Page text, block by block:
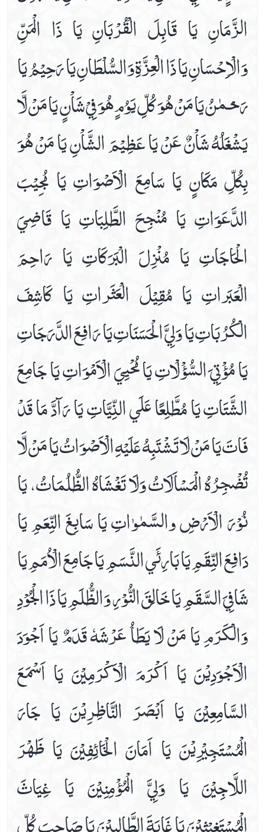
الزَّمَانِ يَا قَابِلَ الْقُرْبَانِ يَا ذَا الْمَنِّ
وَالْاِحْسَانِ يَا ذَا الْعِزَّةِ وَالسُّلْطَانِ يَا رَحِيْمُ يَا
رَحـْمٰنُ يَا مَنْ هُوَ كُلِّ يَوُمٍ هُوَ فِيْ شَاْنٍ يَا مَنْ لَّا
يَشْغَلُهُ شَاْنٌ عَنْ يَا عَظِيْمَ الشَّاْنِ يَا مَنْ هُوَ
بِكُلِّ مَكَانٍ يَا سَامِعَ الْاَصْوَاتِ يَا مُجِيْبَ
الدَّعَوَاتِ يَا مُنْجِحَ الطَّلِبَاتِ يَا قَاضِيَ
الْحَاجَاتِ يَا مُنْزِلَ الْبَرَكَاتِ يَا رَاحِمَ
الْعَبَراتِ يَا مُقِيْلَ الْعَثَراتِ يَا كَاشِفَ
الْكُرُبَاتِ يَا وَلِيَّ الْحَسَنَاتِ يَا رَافِعَ الدَّرَجَاتِ
يَا مُؤْتِيَ السُّؤْلْاتِ يَا مُحْيِيَ الْاَمْوَاتِ يَا جَامِعَ
الشَّتَاتِ يَا مُطَّلِعًا عَلَي النِّيَّاتِ يَا رَآدَّ مَا قَدْ
فَاتَ يَا مَنْ لَا تَشْتَبِهُ عَلَيْهِ الْاَصْوَاتُ يَا مَنْ لَّا
تُضْجِرُهُ الْمَسْاَلَاتُ وَلَا تَغْشَاهُ الظُّلُمَاتُ، يَا
نُوْرَ الْاَرْضِ والسَّمٰوٰاتِ يَا سَابِغَ النِّعَمِ يَا
دَافِعَ النِّقَمِ يَا بَارِئَي النَّسَمِ يَا جَامِعَ الْاُمَمِ يَا
شَافِيَ السَّقَمِ يَا خَالِقَ النُّوْرِ وَالظُّلَمِ يَا ذَا الْجُوْدِ
وَالْكَرَمِ يَا مَنْ لَا يَطَاُ عَرْشَهٗ قَدَمٌ يَا اَجْوَدَ
الْاَجْوَدِيْنَ يَا اَكْرَمَ الْاَكْرَمِيْنَ يَا اَسْمَعَ
السَّامِعِيْنَ يَا اَبْصَرَ النَّاظِرِيْنَ يَا جَارَ
الْمُسْتَجِيْرِيْنَ يَا اَمَانَ الْخَائِفِيْنَ يَا ظَهْرَ
اللَّاجِيْنَ يَا وَلِيَّ الْمُؤْمِنِيْنَ يَا غِيَاثَ
الْمُسْتَغِيْثِيْنَ يَا غَايَةَ الطَّالِبِيْنَ يَا صَاحِبَ كُلِّ